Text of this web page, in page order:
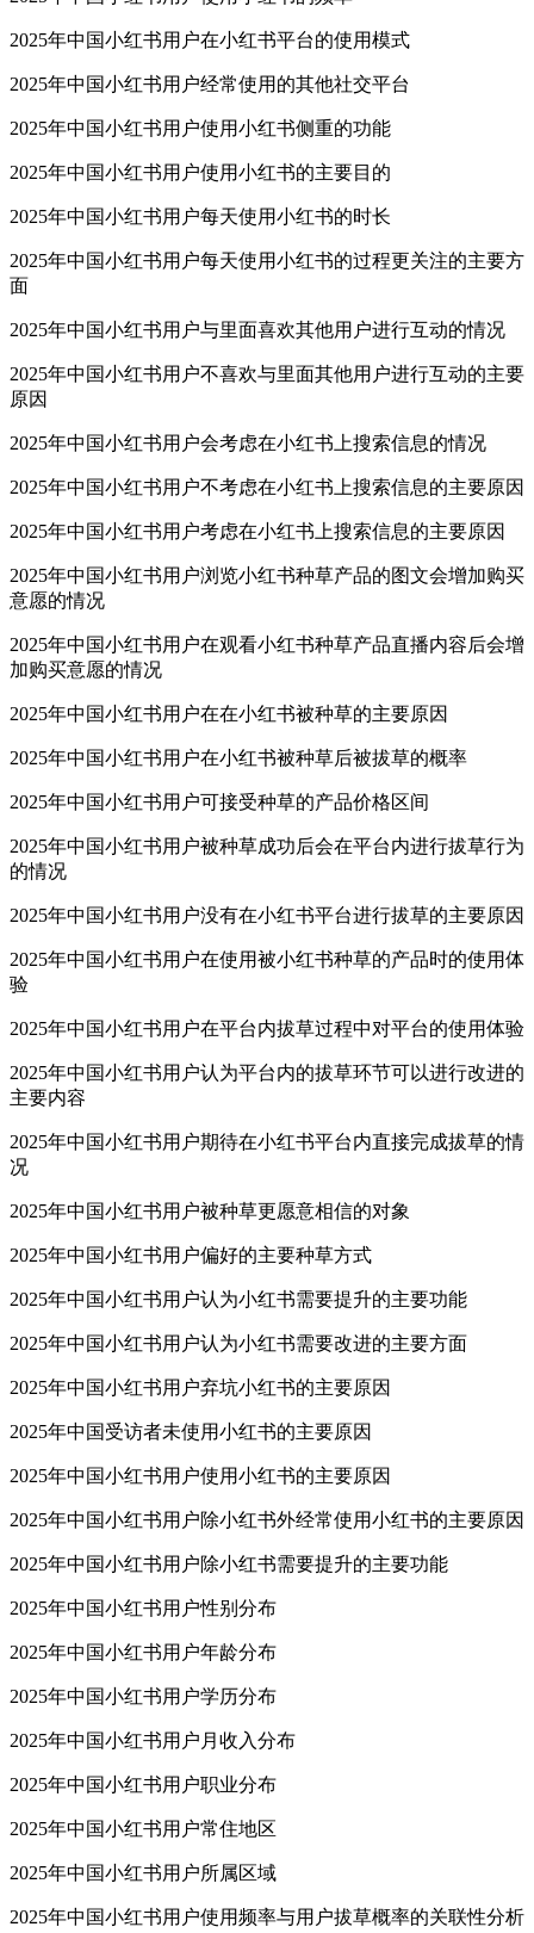
2025年中国小红书用户在小红书平台的使用模式
2025年中国小红书用户经常使用的其他社交平台
2025年中国小红书用户使用小红书侧重的功能
2025年中国小红书用户使用小红书的主要目的
2025年中国小红书用户每天使用小红书的时长
2025年中国小红书用户每天使用小红书的过程更关注的主要方
面
2025年中国小红书用户与里面喜欢其他用户进行互动的情况
2025年中国小红书用户不喜欢与里面其他用户进行互动的主要
原因
2025年中国小红书用户会考虑在小红书上搜索信息的情况
2025年中国小红书用户不考虑在小红书上搜索信息的主要原因
2025年中国小红书用户考虑在小红书上搜索信息的主要原因
2025年中国小红书用户浏览小红书种草产品的图文会增加购买
意愿的情况
2025年中国小红书用户在观看小红书种草产品直播内容后会增
加购买意愿的情况
2025年中国小红书用户在在小红书被种草的主要原因
2025年中国小红书用户在小红书被种草后被拔草的概率
2025年中国小红书用户可接受种草的产品价格区间
2025年中国小红书用户被种草成功后会在平台内进行拔草行为
的情况
2025年中国小红书用户没有在小红书平台进行拔草的主要原因
2025年中国小红书用户在使用被小红书种草的产品时的使用体
验
2025年中国小红书用户在平台内拔草过程中对平台的使用体验
2025年中国小红书用户认为平台内的拔草环节可以进行改进的
主要内容
2025年中国小红书用户期待在小红书平台内直接完成拔草的情
况
2025年中国小红书用户被种草更愿意相信的对象
2025年中国小红书用户偏好的主要种草方式
2025年中国小红书用户认为小红书需要提升的主要功能
2025年中国小红书用户认为小红书需要改进的主要方面
2025年中国小红书用户弃坑小红书的主要原因
2025年中国受访者未使用小红书的主要原因
2025年中国小红书用户使用小红书的主要原因
2025年中国小红书用户除小红书外经常使用小红书的主要原因
2025年中国小红书用户除小红书需要提升的主要功能
2025年中国小红书用户性别分布
2025年中国小红书用户年龄分布
2025年中国小红书用户学历分布
2025年中国小红书用户月收入分布
2025年中国小红书用户职业分布
2025年中国小红书用户常住地区
2025年中国小红书用户所属区域
2025年中国小红书用户使用频率与用户拔草概率的关联性分析